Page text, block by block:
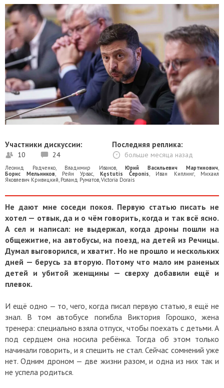
Участники дискуссии:
10 24
Последняя реплика:
больше месяца назад
Леонид Радченко, Владимир Иванов, Юрий Васильевич Мартинович,
Борис Мельников, Рейн Урвас, Kęstutis Čeponis, Иван Киплинг, Михаил
Яковлевич Кривицкий, Роланд Руматов,Victoria Dorais
Не дают мне соседи покоя. Первую статью писать не
хотел — отвык, да и о чём говорить, когда и так всё ясно.
А сел и написал: не выдержал, когда дроны пошли на
общежитие, на автобусы, на поезд, на детей из Речицы.
Думал выговорился, и хватит. Но не прошло и нескольких
дней — берусь за вторую. Потому что мало им раненых
детей и убитой женщины — сверху добавили ещё и
плевок.
И ещё одно — то, чего, когда писал первую статью, я ещё не
знал. В том автобусе погибла Виктория Горошко, жена
тренера: специально взяла отпуск, чтобы поехать с детьми. А
под сердцем она носила ребёнка. Тогда об этом только
начинали говорить, и я спешить не стал. Сейчас сомнений уже
нет. Одним дроном — две жизни разом, и одна из них так и
не успела родиться.